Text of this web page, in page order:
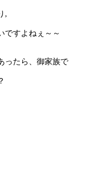
,
ですよねぇ～～
ったら、御家族で